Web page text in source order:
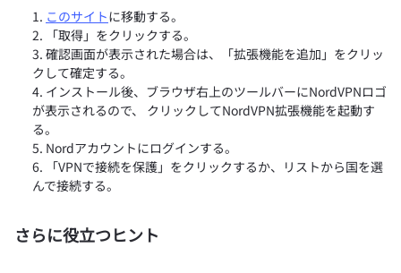
このサイトに移動する。
「取得」をクリックする。
確認画面が表示された場合は、「拡張機能を追加」をクリッ
クして確定する。
インストール後、ブラウザ右上のツールバーにNordVPNロゴ
が表示されるので、 クリックしてNordVPN拡張機能を起動す
る。
Nordアカウントにログインする。
「VPNで接続を保護」をクリックするか、リストから国を選
んで接続する。
さらに役立つヒント